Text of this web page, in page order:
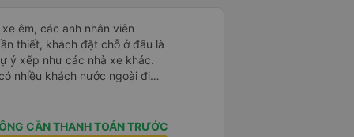
êm, các anh nhân viên
thiết, khách đặt chỗ ở đâu là
ý xếp như các nhà xe khác.
nhiều khách nước ngoài đi
CẦN THANH TOÁN TRƯỚC